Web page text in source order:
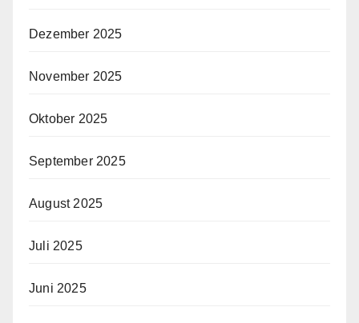
Dezember 2025
November 2025
Oktober 2025
September 2025
August 2025
Juli 2025
Juni 2025